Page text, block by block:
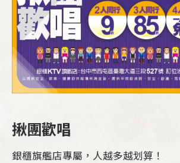
揪團歡唱
銀櫃旗艦店專屬，人越多越划算！